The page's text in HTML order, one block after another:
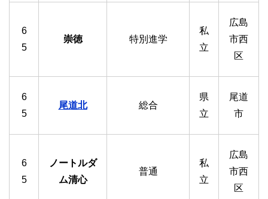
6
5
崇徳 特別進学
私
立
広島
市西
区
6
5
尾道北 総合
県
立
尾道
市
6
5
ノートルダ
ム清心
普通
私
立
広島
市西
区